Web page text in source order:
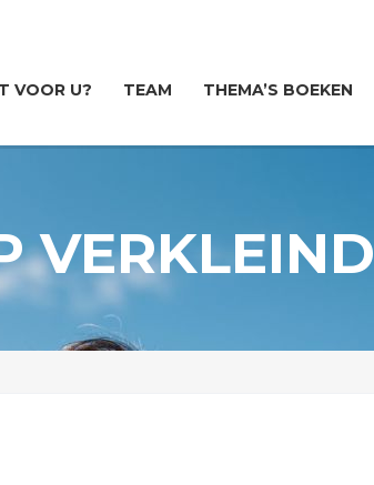
VOOR U? TEAM THEMA’S BOEKEN
VERKLEIND